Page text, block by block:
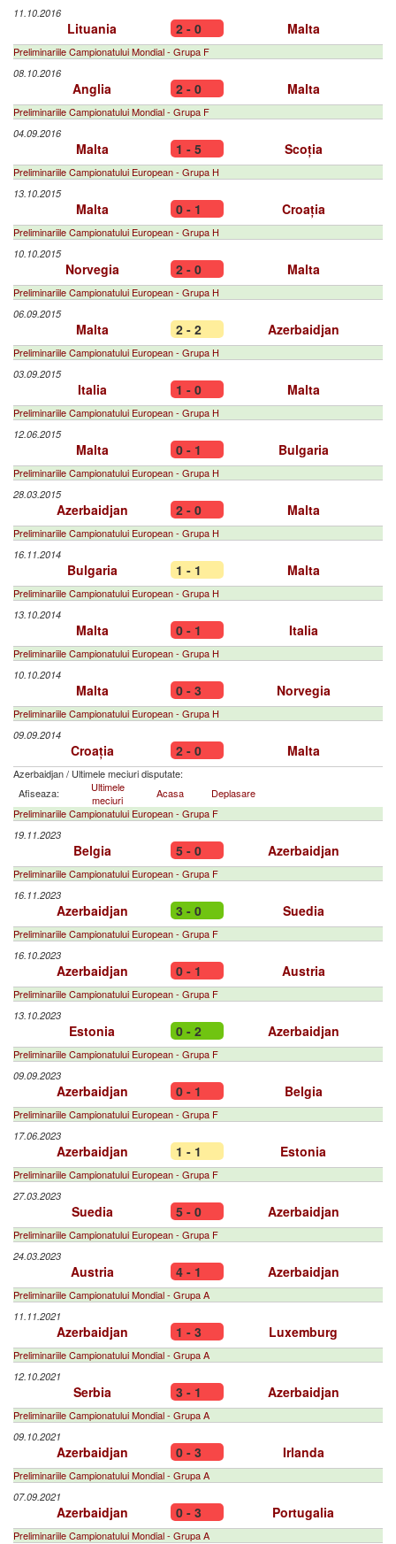
11.10.2016
Lituania 2 - 0 Malta
Preliminariile Campionatului Mondial - Grupa F
08.10.2016
Anglia 2 - 0 Malta
Preliminariile Campionatului Mondial - Grupa F
04.09.2016
Malta 1 - 5 Scoția
Preliminariile Campionatului European - Grupa H
13.10.2015
Malta 0 - 1 Croația
Preliminariile Campionatului European - Grupa H
10.10.2015
Norvegia 2 - 0 Malta
Preliminariile Campionatului European - Grupa H
06.09.2015
Malta 2 - 2 Azerbaidjan
Preliminariile Campionatului European - Grupa H
03.09.2015
Italia 1 - 0 Malta
Preliminariile Campionatului European - Grupa H
12.06.2015
Malta 0 - 1 Bulgaria
Preliminariile Campionatului European - Grupa H
28.03.2015
Azerbaidjan 2 - 0 Malta
Preliminariile Campionatului European - Grupa H
16.11.2014
Bulgaria 1 - 1 Malta
Preliminariile Campionatului European - Grupa H
13.10.2014
Malta 0 - 1 Italia
Preliminariile Campionatului European - Grupa H
10.10.2014
Malta 0 - 3 Norvegia
Preliminariile Campionatului European - Grupa H
09.09.2014
Croația 2 - 0 Malta
Azerbaidjan/ Ultimele meciuri disputate:
Afiseaza:
Ultimele
meciuri
Acasa
Deplasare
Preliminariile Campionatului European - Grupa F
19.11.2023
Belgia 5 - 0 Azerbaidjan
Preliminariile Campionatului European - Grupa F
16.11.2023
Azerbaidjan 3 - 0 Suedia
Preliminariile Campionatului European - Grupa F
16.10.2023
Azerbaidjan 0 - 1 Austria
Preliminariile Campionatului European - Grupa F
13.10.2023
Estonia 0 - 2 Azerbaidjan
Preliminariile Campionatului European - Grupa F
09.09.2023
Azerbaidjan 0 - 1 Belgia
Preliminariile Campionatului European - Grupa F
17.06.2023
Azerbaidjan 1 - 1 Estonia
Preliminariile Campionatului European - Grupa F
27.03.2023
Suedia 5 - 0 Azerbaidjan
Preliminariile Campionatului European - Grupa F
24.03.2023
Austria 4 - 1 Azerbaidjan
Preliminariile Campionatului Mondial - Grupa A
11.11.2021
Azerbaidjan 1 - 3 Luxemburg
Preliminariile Campionatului Mondial - Grupa A
12.10.2021
Serbia 3 - 1 Azerbaidjan
Preliminariile Campionatului Mondial - Grupa A
09.10.2021
Azerbaidjan 0 - 3 Irlanda
Preliminariile Campionatului Mondial - Grupa A
07.09.2021
Azerbaidjan 0 - 3 Portugalia
Preliminariile Campionatului Mondial - Grupa A